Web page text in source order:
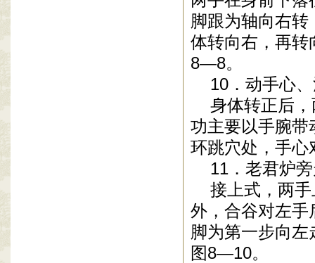
脚跟为轴向右
体转向右，再转
8—8。
10．动手心、
身体转正后，
功主要以手腕带
环跳穴处，手
11．老君炉旁
接上式，两手
外，合谷对左手
脚为第一步向
图8—10。